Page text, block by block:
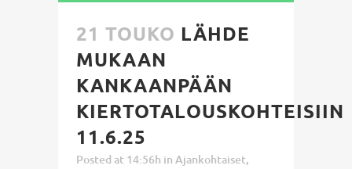
21 TOUKO LÄHDE
MUKAAN
KANKAANPÄÄN
KIERTOTALOUSKOHTEISIIN
11.6.25
Posted at 14:56h in Ajankohtaiset,